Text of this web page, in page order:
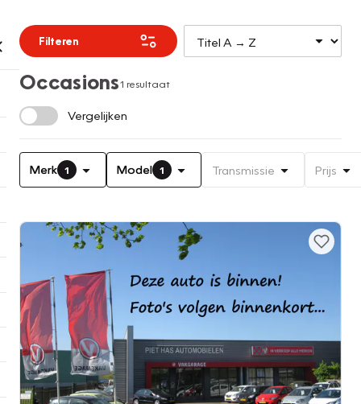
Filteren
Occasions1 resultaat
Vergelijken
Merk 1 Model 1 Transmissie Prijs